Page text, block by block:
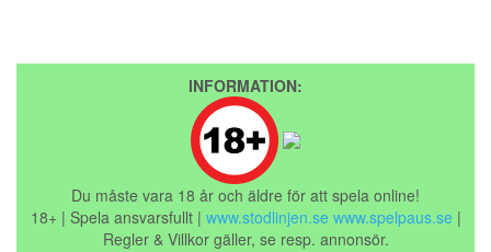
INFORMATION:
Du måste vara 18 år och äldre för att spela online!
18+ | Spela ansvarsfullt | www.stodlinjen.se www.spelpaus.se |
Regler & Villkor gäller, se resp. annonsör.